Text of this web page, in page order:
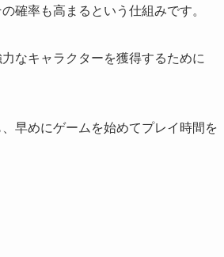
確率も高まるという仕組みです。
なキャラクターを獲得するために
早めにゲームを始めてプレイ時間を